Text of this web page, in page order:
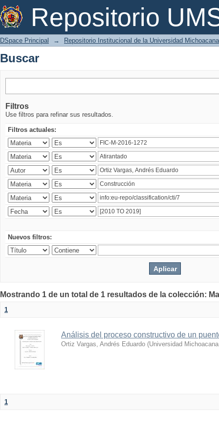
Repositorio
Buscar
DSpace Principal → Repositorio Institucional de la Universidad
Buscar
Filtros
Use filtros para refinar sus resultados.
Filtros actuales:
Nuevos filtros:
Mostrando 1 de un total de 1 resultados de la colección:
1
Análisis del proceso constructivo de un
Ortiz Vargas, Andrés Eduardo (Universidad
1